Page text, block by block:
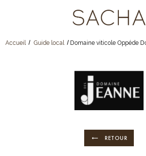
Accueil Guide local Domaine viticole Oppéde
RETOUR